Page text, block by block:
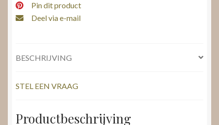
Pin dit product
Deel via e-mail
BESCHRIJVING
STEL EEN VRAAG
Productbeschrijving